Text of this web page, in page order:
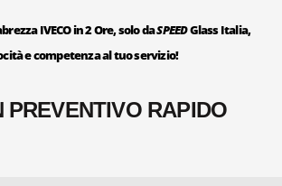
IVECO in 2 Ore, solo daSPEEDGlass Italia,
e competenza al tuo servizio!
PREVENTIVO RAPIDO